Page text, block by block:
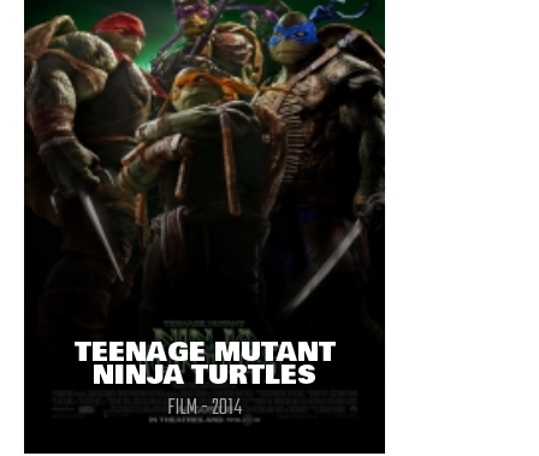
TEENAGE MUTANT
NINJA TURTLES
FILM - 2014